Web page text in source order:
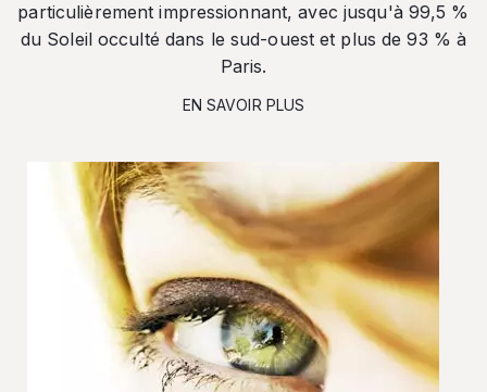
particulièrement impressionnant, avec jusqu'à 99,5 %
du Soleil occulté dans le sud-ouest et plus de 93 % à
Paris.
EN SAVOIR PLUS